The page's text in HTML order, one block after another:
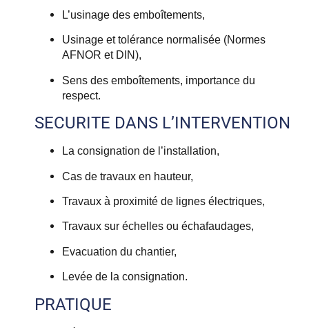
L’usinage des emboîtements,
Usinage et tolérance normalisée (Normes
AFNOR et DIN),
Sens des emboîtements, importance du
respect.
SECURITE DANS L’INTERVENTION
La consignation de l’installation,
Cas de travaux en hauteur,
Travaux à proximité de lignes électriques,
Travaux sur échelles ou échafaudages,
Evacuation du chantier,
Levée de la consignation.
PRATIQUE